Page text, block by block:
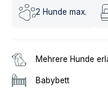
2 Hunde max.
Mehrere Hunde
Babybett